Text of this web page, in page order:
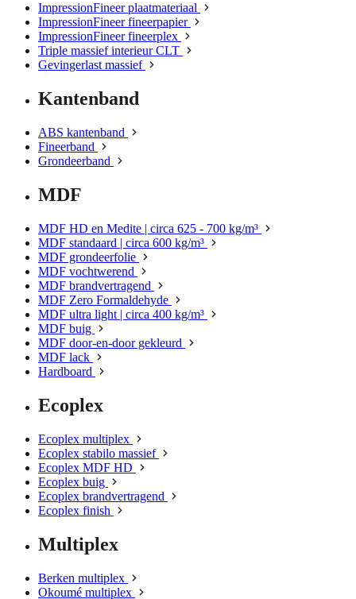
ImpressionFineer plaatmateriaal
ImpressionFineer fineerpapier
ImpressionFineer fineerplex
Triple massief interieur CLT
Gevingerlast massief
Kantenband
ABS kantenband
Fineerband
Grondeerband
MDF
MDF HD en Medite | circa 625 - 700 kg/m³
MDF standaard | circa 600 kg/m³
MDF grondeerfolie
MDF vochtwerend
MDF brandvertragend
MDF Zero Formaldehyde
MDF ultra light | circa 400 kg/m³
MDF buig
MDF door-en-door gekleurd
MDF lack
Hardboard
Ecoplex
Ecoplex multiplex
Ecoplex stabilo massief
Ecoplex MDF HD
Ecoplex buig
Ecoplex brandvertragend
Ecoplex finish
Multiplex
Berken multiplex
Okoumé multiplex